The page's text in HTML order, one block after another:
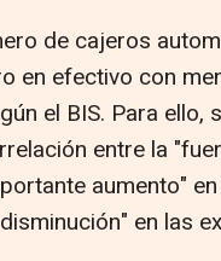
de cajeros
en efectivo con
el BIS. Para ello,
entre la
aumento"
en las